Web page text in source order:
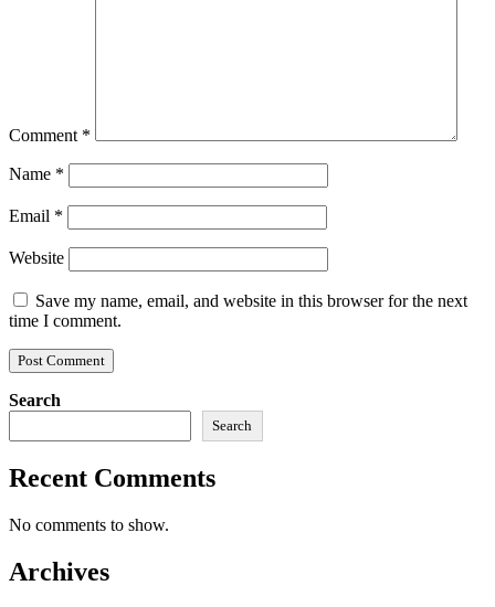
Comment *
Name *
Email *
Website
Save my name, email, and website in this browser for the next
time I comment.
Search
Search
Recent Comments
No comments to show.
Archives